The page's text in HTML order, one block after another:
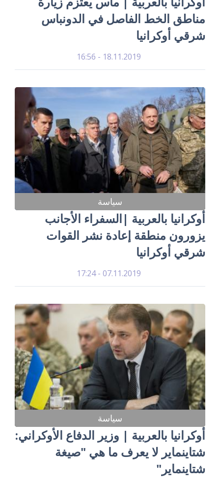
مناطق الخط الفاصل في الدونباس
شرقي أوكرانيا
18.11.2019 - 16:56
سياسة
أوكرانيا بالعربية |السفراء الأجانب
يزورون منطقة إعادة نشر القوات
شرقي أوكرانيا
07.11.2019 - 17:24
سياسة
أوكرانيا بالعربية | وزير الدفاع الأوكراني:
شتاينماير لا يعرف ما هي "صيغة
شتاينماير"